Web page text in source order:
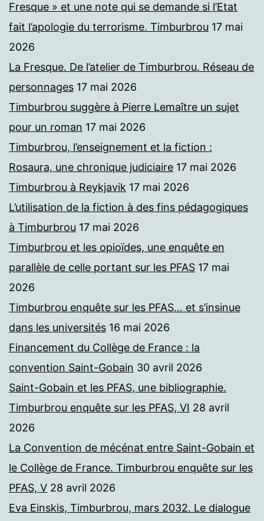
Fresque » et une note qui se demande si l’Etat
fait l’apologie du terrorisme. Timburbrou 17 mai
2026
La Fresque. De l’atelier de Timburbrou. Réseau de
personnages 17 mai 2026
Timburbrou suggère à Pierre Lemaître un sujet
pour un roman 17 mai 2026
Timburbrou, l’enseignement et la fiction :
Rosaura, une chronique judiciaire 17 mai 2026
Timburbrou à Reykjavik 17 mai 2026
L’utilisation de la fiction à des fins pédagogiques
à Timburbrou 17 mai 2026
Timburbrou et les opioïdes, une enquête en
parallèle de celle portant sur les PFAS 17 mai
2026
Timburbrou enquête sur les PFAS… et s’insinue
dans les universités 16 mai 2026
Financement du Collège de France : la
convention Saint-Gobain 30 avril 2026
Saint-Gobain et les PFAS, une bibliographie.
Timburbrou enquête sur les PFAS, VI 28 avril
2026
La Convention de mécénat entre Saint-Gobain et
le Collège de France. Timburbrou enquête sur les
PFAS, V 28 avril 2026
Eva Einskis, Timburbrou, mars 2032. Le dialogue